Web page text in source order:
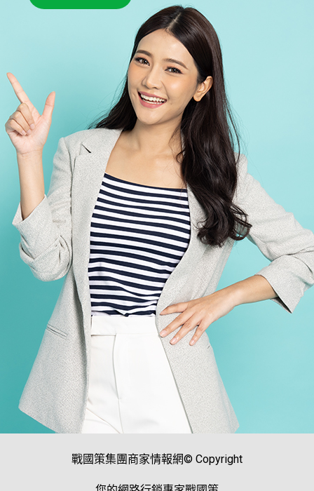
戰國策集團商家情報網© Copyright